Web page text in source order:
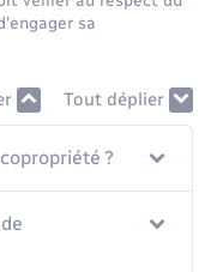
sa
Tout déplier
?